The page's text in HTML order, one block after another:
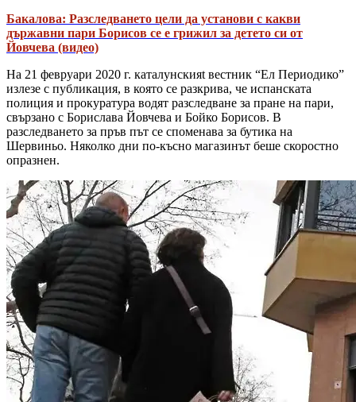
Бакалова: Разследването цели да установи с какви
държавни пари Борисов се е грижил за детето си от
Йовчева (видео)
На 21 февруари 2020 г. каталунскияt вестник “Ел Периодико”
излезе с публикация, в която се разкрива, че испанската
полиция и прокуратура водят разследване за пране на пари,
свързано с Борислава Йовчева и Бойко Борисов. В
разследването за пръв път се споменава за бутика на
Шервиньо. Няколко дни по-късно магазинът беше скоростно
опразнен.